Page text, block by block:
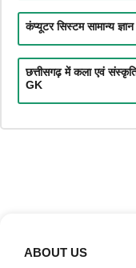
कंप्यूटर सिस्टम सामान्य
छत्तीसगढ़ में कला एवं
GK
ABOUT US